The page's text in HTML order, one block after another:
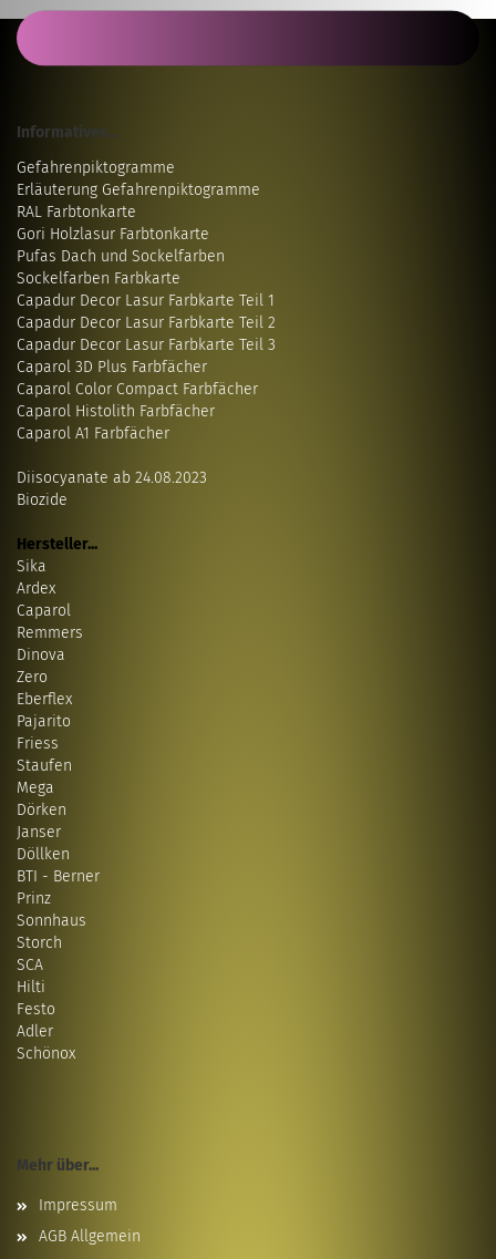
Informatives...
Gefahrenpiktogramme
Erläuterung Gefahrenpiktogramme
RAL Farbtonkarte
Gori Holzlasur Farbtonkarte
Pufas Dach und Sockelfarben
Sockelfarben Farbkarte
Capadur Decor Lasur Farbkarte Teil 1
Capadur Decor Lasur Farbkarte Teil 2
Capadur Decor Lasur Farbkarte Teil 3
Caparol 3D Plus Farbfächer
Caparol Color Compact Farbfächer
Caparol Histolith Farbfächer
Caparol A1 Farbfächer
Diisocyanate ab 24.08.2023
Biozide
Hersteller...
Sika
Ardex
Caparol
Remmers
Dinova
Zero
Eberflex
Pajarito
Friess
Staufen
Mega
Dörken
Janser
Döllken
BTI - Berner
Prinz
Sonnhaus
Storch
SCA
Hilti
Festo
Adler
Schönox
Mehr über...
Impressum
AGB Allgemein